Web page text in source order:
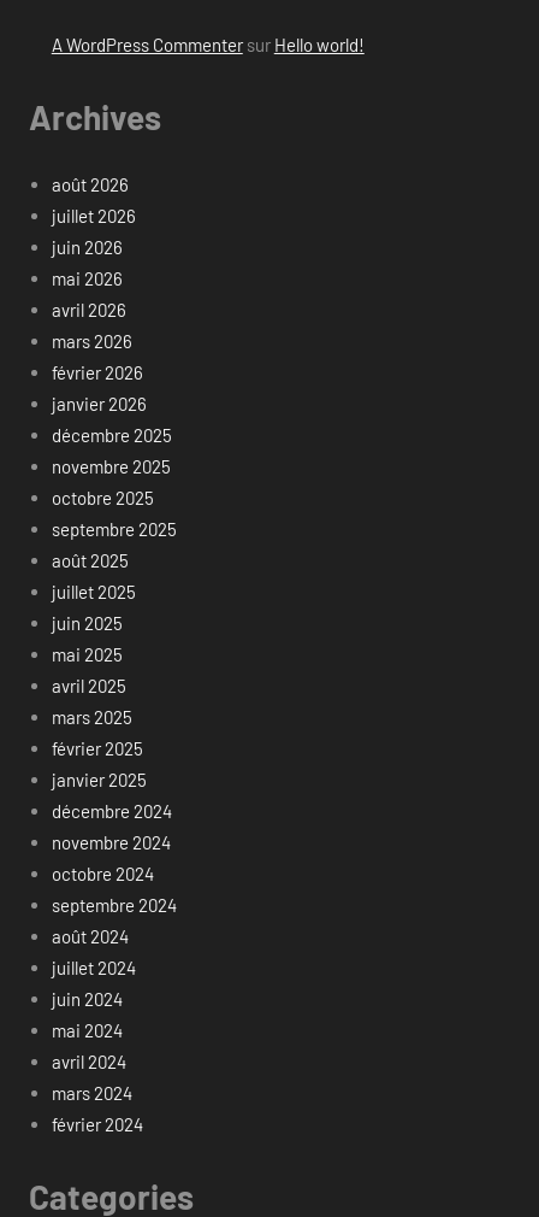
A WordPress Commentersur Hello world!
Archives
août 2026
juillet 2026
juin 2026
mai 2026
avril 2026
mars 2026
février 2026
janvier 2026
décembre 2025
novembre 2025
octobre 2025
septembre 2025
août 2025
juillet 2025
juin 2025
mai 2025
avril 2025
mars 2025
février 2025
janvier 2025
décembre 2024
novembre 2024
octobre 2024
septembre 2024
août 2024
juillet 2024
juin 2024
mai 2024
avril 2024
mars 2024
février 2024
Categories